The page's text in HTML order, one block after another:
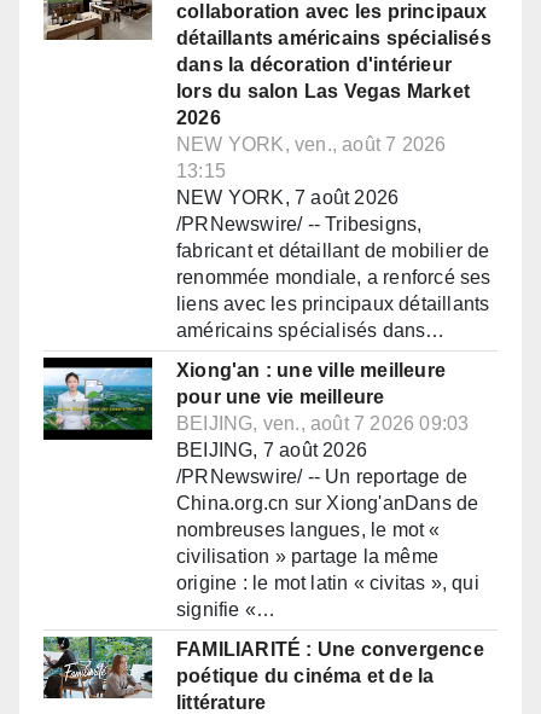
collaboration avec les principaux
détaillants américains spécialisés
dans la décoration d'intérieur
lors du salon Las Vegas Market
2026
NEW YORK, ven., août 7 2026
13:15
NEW YORK, 7 août 2026
/PRNewswire/ -- Tribesigns,
fabricant et détaillant de mobilier de
renommée mondiale, a renforcé ses
liens avec les principaux détaillants
américains spécialisés dans…
Xiong'an : une ville meilleure
pour une vie meilleure
BEIJING, ven., août 7 2026 09:03
BEIJING, 7 août 2026
/PRNewswire/ -- Un reportage de
China.org.cn sur Xiong'anDans de
nombreuses langues, le mot «
civilisation » partage la même
origine : le mot latin « civitas », qui
signifie «…
FAMILIARITÉ : Une convergence
poétique du cinéma et de la
littérature